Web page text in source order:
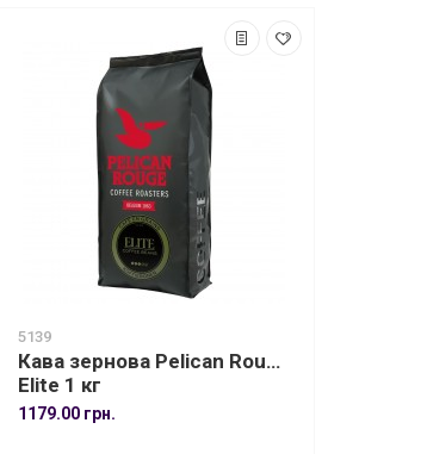
5139
Кава зернова Pelican Rouge
Elite 1 кг
1179.00 грн.